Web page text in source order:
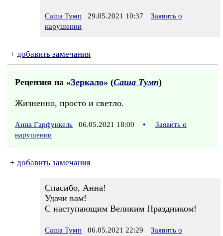
Саша Тумп 29.05.2021 10:37
Заявить о
нарушении
+ добавить замечания
Рецензия на «Зеркало» (Саша Тумп)
Жизненно, просто и светло.
Анна Гарфункель 06.05.2021 18:00 •
Заявить о
нарушении
+ добавить замечания
Спасибо, Анна!
Удачи вам!
С наступающим Великим Праздником!
Саша Тумп 06.05.2021 22:29
Заявить о